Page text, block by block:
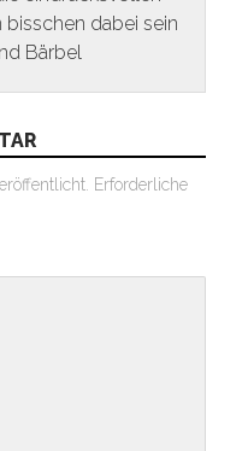
bisschen dabei sein
Bärbel
Erforderliche